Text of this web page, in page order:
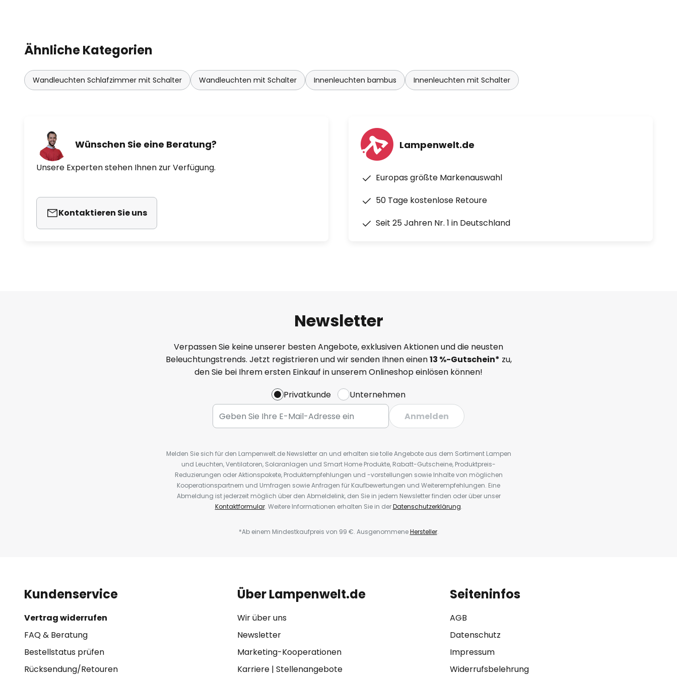
Ähnliche Kategorien
Wandleuchten Schlafzimmer mit Schalter Wandleuchten mit Schalter Innenleuchten bambus Innenleuchten mit Schalter
Wünschen Sie eine Beratung?
Unsere Experten stehen Ihnen zur Verfügung.
Kontaktieren Sie uns
Lampenwelt.de
Europas größte Markenauswahl
50 Tage kostenlose Retoure
Seit 25 Jahren Nr. 1 in Deutschland
Newsletter
Verpassen Sie keine unserer besten Angebote, exklusiven Aktionen und die neusten
Beleuchtungstrends. Jetzt registrieren und wir senden Ihnen einen13 %-Gutschein* zu,
den Sie bei Ihrem ersten Einkauf in unserem Onlineshop einlösen können!
Privatkunde
Unternehmen
Anmelden
Melden Sie sich für den Lampenwelt.de Newsletter an und erhalten sie tolle Angebote aus dem Sortiment Lampen
und Leuchten, Ventilatoren, Solaranlagen und Smart Home Produkte, Rabatt-Gutscheine, Produktpreis-
Reduzierungen oder Aktionspakete, Produktempfehlungen und -vorstellungen sowie Inhalte von möglichen
Kooperationspartnern und Umfragen sowie Anfragen für Kaufbewertungen und Weiterempfehlungen. Eine
Abmeldung ist jederzeit möglich über den Abmeldelink, den Sie in jedem Newsletter finden oder über unser
Kontaktformular. Weitere Informationen erhalten Sie in derDatenschutzerklärung.
*Ab einem Mindestkaufpreis von 99 €. AusgenommeneHersteller.
Kundenservice
Vertrag widerrufen
FAQ & Beratung
Bestellstatus prüfen
Rücksendung/Retouren
Über Lampenwelt.de
Wir über uns
Newsletter
Marketing-Kooperationen
Karriere| Stellenangebote
Seiteninfos
AGB
Datenschutz
Impressum
Widerrufsbelehrung